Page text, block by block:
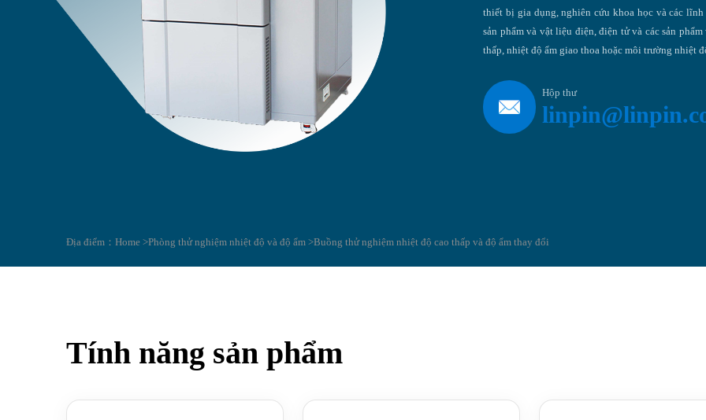
thiết bị gia dụng, nghiên cứu khoa học và các
sản phẩm và vật liệu điện, điện tử và các sản
thấp, nhiệt độ ẩm giao thoa hoặc môi trường nhiệt
Hộp thư
Địa điểm： Home >Phòng thử nghiệm nhiệt độ và độ ẩm >Buồng thử nghiệm nhiệt độ cao thấp và độ ẩm thay đổi
Tính năng sản phẩm